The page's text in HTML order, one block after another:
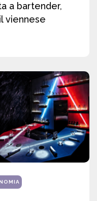
a bartender,
viennese